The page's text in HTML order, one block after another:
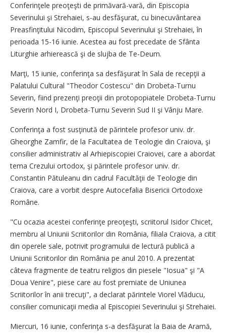
Conferinţele preoţeşti de primăvară-vară, din Episcopia
Severinului şi Strehaiei, s-au desfăşurat, cu binecuvântarea
Preasfinţitului Nicodim, Episcopul Severinului şi Strehaiei, în
perioada 15-16 iunie. Acestea au fost precedate de Sfânta
Liturghie arhierească şi de slujba de Te-Deum.
Marţi, 15 iunie, conferinţa s­a desfăşurat în Sala de recepţii a
Palatului Cultural "Theodor Costescu" din Drobeta-Turnu
Severin, fiind prezenţi preoţii din protopopiatele Drobeta-Turnu
Severin Nord I, Drobeta-Turnu Severin Sud II şi Vânju Mare.
Conferinţa a fost susţinută de părintele profesor univ. dr.
Gheorghe Zamfir, de la Facultatea de Teologie din Craiova, şi
consilier administrativ al Arhiepiscopiei Craiovei, care a abordat
tema Crezului ortodox, şi părintele profesor univ. dr.
Constantin Pătuleanu din cadrul Facultăţii de Teologie din
Craiova, care a vorbit despre Autocefalia Bisericii Ortodoxe
Române.
"Cu ocazia acestei conferinţe preoţeşti, scriitorul Isidor Chicet,
membru al Uniunii Scriitorilor din România, filiala Craiova, a citit
din operele sale, potrivit programului de lectură publică a
Uniunii Scriitorilor din România pe anul 2010. A prezentat
câteva fragmente de teatru religios din piesele "Iosua" şi "A
Doua Venire", piese care au fost premiate de Uniunea
Scriitorilor în anii trecuţi", a declarat părintele Viorel Vlăducu,
consilier comunicaţii media al Episcopiei Severinului şi Strehaiei.
Miercuri, 16 iunie, conferinţa s-a desfăşurat la Baia de Aramă,